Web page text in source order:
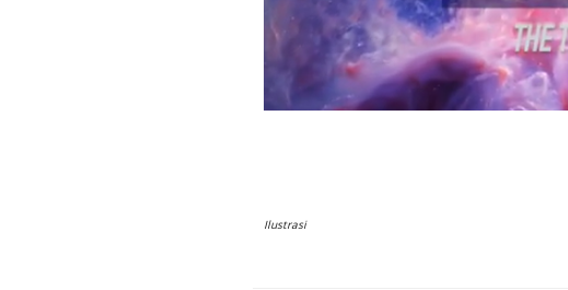
Ilustrasi